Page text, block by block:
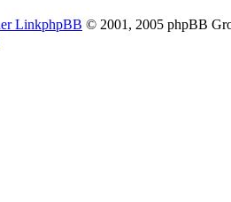
phpBB © 2001, 2005 phpBB